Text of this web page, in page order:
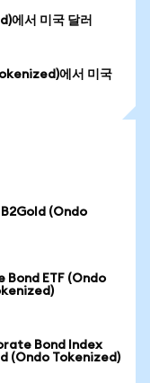
에서 미국 달러
에서 미국
(Ondo
ETF (Ondo
Bond Index
(Ondo Tokenized)